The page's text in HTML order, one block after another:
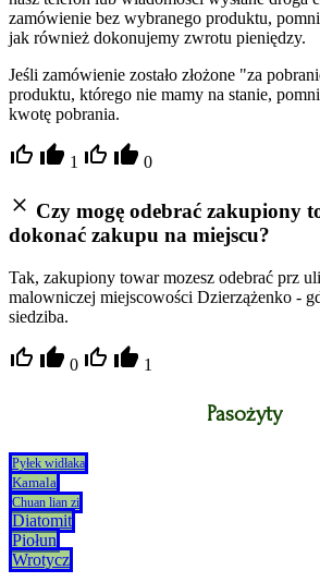
zamówienie bez wybranego produktu,
jak również dokonujemy zwrotu pieniędzy.
Jeśli zamówienie zostało złożone "za
produktu, którego nie mamy na stanie,
kwotę pobrania.
1 0
Czy mogę odebrać zakupiony
dokonać zakupu na miejscu?
Tak, zakupiony towar mozesz odebrać prz
malowniczej miejscowości Dzierzążenko -
siedziba.
0 1
Pasożyty
Pyłek widłaka
Kamala
Chuan lian zi
Diatomit
Piołun
Wrotycz